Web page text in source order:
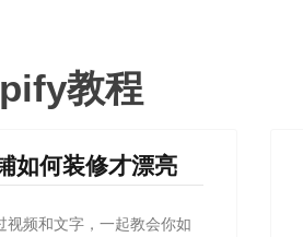
教程
如何装修才漂亮
视频和文字，一起教会你如